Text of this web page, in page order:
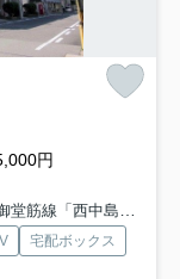
円
「西中島南方」駅 徒歩10分
宅配ボックス